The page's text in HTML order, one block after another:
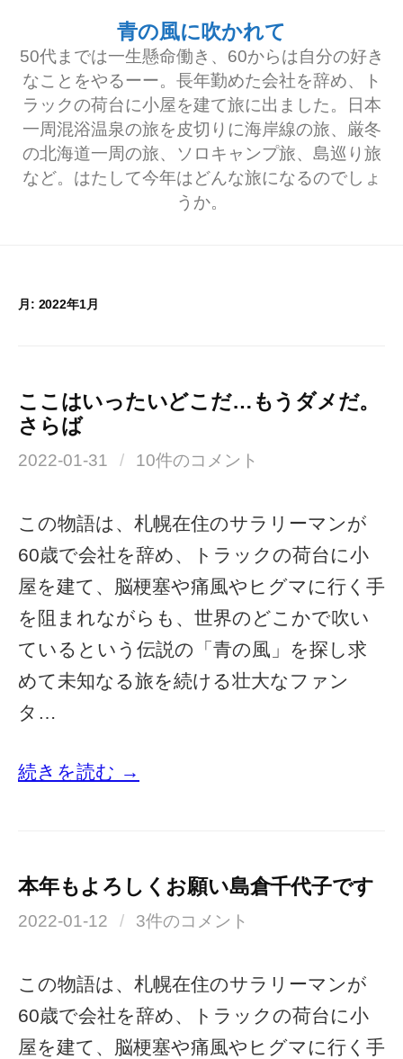
青の風に吹かれて
50代までは一生懸命働き、60からは自分の好き
なことをやるーー。長年勤めた会社を辞め、ト
ラックの荷台に小屋を建て旅に出ました。日本
一周混浴温泉の旅を皮切りに海岸線の旅、厳冬
の北海道一周の旅、ソロキャンプ旅、島巡り旅
など。はたして今年はどんな旅になるのでしょ
うか。
月: 2022年1月
ここはいったいどこだ…もうダメだ。
さらば
2022-01-31 / 10件のコメント
この物語は、札幌在住のサラリーマンが
60歳で会社を辞め、トラックの荷台に小
屋を建て、脳梗塞や痛風やヒグマに行く手
を阻まれながらも、世界のどこかで吹い
ているという伝説の「青の風」を探し求
めて未知なる旅を続ける壮大なファン
タ…
続きを読む →
本年もよろしくお願い島倉千代子です
2022-01-12 / 3件のコメント
この物語は、札幌在住のサラリーマンが
60歳で会社を辞め、トラックの荷台に小
屋を建て、脳梗塞や痛風やヒグマに行く手